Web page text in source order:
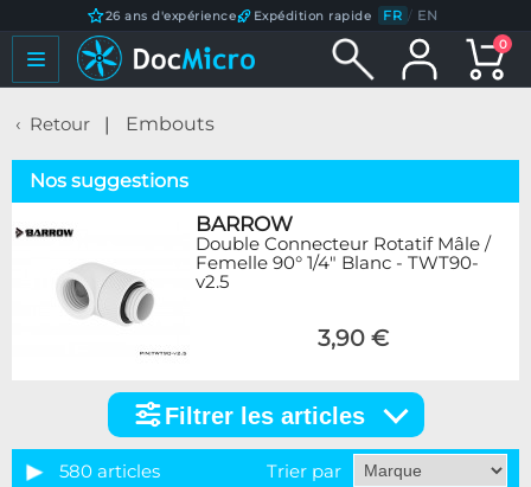
26 ans d'expérience Expédition rapide FR / EN
0
Retour Embouts
Nos suggestions
BARROW
Double Connecteur Rotatif Mâle /
Femelle 90° 1/4" Blanc - TWT90-
v2.5
3,90 €
articles
Filtrer les articles
580 articles Trier par